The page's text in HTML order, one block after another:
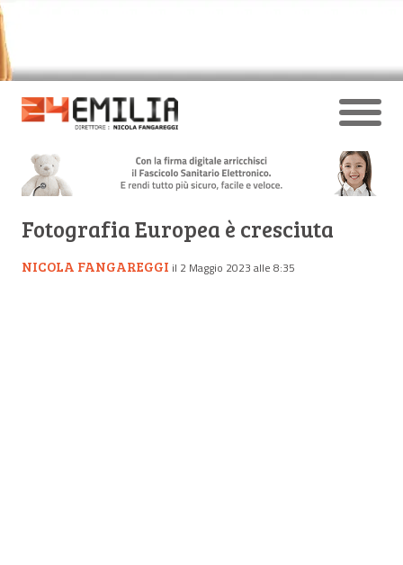
Fotografia Europea è cresciuta
NICOLA FANGAREGGI il 2 Maggio 2023 alle 8:35